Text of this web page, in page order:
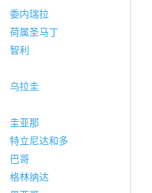
委内瑞拉
荷属圣马丁
智利
乌拉圭
圭亚那
特立尼达和多
巴哥
格林纳达